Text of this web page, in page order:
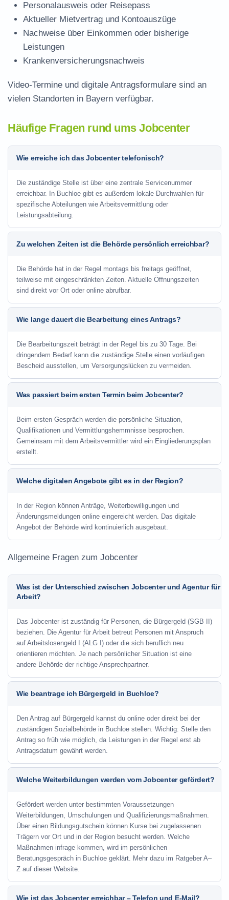
Personalausweis oder Reisepass
Aktueller Mietvertrag und Kontoauszüge
Nachweise über Einkommen oder bisherige
Leistungen
Krankenversicherungsnachweis
Video-Termine und digitale Antragsformulare sind an
vielen Standorten in Bayern verfügbar.
Häufige Fragen rund ums Jobcenter
Wie erreiche ich das Jobcenter telefonisch?
Die zuständige Stelle ist über eine zentrale Servicenummer
erreichbar. In Buchloe gibt es außerdem lokale Durchwahlen für
spezifische Abteilungen wie Arbeitsvermittlung oder
Leistungsabteilung.
Zu welchen Zeiten ist die Behörde persönlich erreichbar?
Die Behörde hat in der Regel montags bis freitags geöffnet,
teilweise mit eingeschränkten Zeiten. Aktuelle Öffnungszeiten
sind direkt vor Ort oder online abrufbar.
Wie lange dauert die Bearbeitung eines Antrags?
Die Bearbeitungszeit beträgt in der Regel bis zu 30 Tage. Bei
dringendem Bedarf kann die zuständige Stelle einen vorläufigen
Bescheid ausstellen, um Versorgungslücken zu vermeiden.
Was passiert beim ersten Termin beim Jobcenter?
Beim ersten Gespräch werden die persönliche Situation,
Qualifikationen und Vermittlungshemmnisse besprochen.
Gemeinsam mit dem Arbeitsvermittler wird ein Eingliederungsplan
erstellt.
Welche digitalen Angebote gibt es in der Region?
In der Region können Anträge, Weiterbewilligungen und
Änderungsmeldungen online eingereicht werden. Das digitale
Angebot der Behörde wird kontinuierlich ausgebaut.
Allgemeine Fragen zum Jobcenter
Was ist der Unterschied zwischen Jobcenter und Agentur für
Arbeit?
Das Jobcenter ist zuständig für Personen, die Bürgergeld (SGB II)
beziehen. Die Agentur für Arbeit betreut Personen mit Anspruch
auf Arbeitslosengeld I (ALG I) oder die sich beruflich neu
orientieren möchten. Je nach persönlicher Situation ist eine
andere Behörde der richtige Ansprechpartner.
Wie beantrage ich Bürgergeld in Buchloe?
Den Antrag auf Bürgergeld kannst du online oder direkt bei der
zuständigen Sozialbehörde in Buchloe stellen. Wichtig: Stelle den
Antrag so früh wie möglich, da Leistungen in der Regel erst ab
Antragsdatum gewährt werden.
Welche Weiterbildungen werden vom Jobcenter gefördert?
Gefördert werden unter bestimmten Voraussetzungen
Weiterbildungen, Umschulungen und Qualifizierungsmaßnahmen.
Über einen Bildungsgutschein können Kurse bei zugelassenen
Trägern vor Ort und in der Region besucht werden. Welche
Maßnahmen infrage kommen, wird im persönlichen
Beratungsgespräch in Buchloe geklärt. Mehr dazu im Ratgeber A–
Z auf dieser Website.
Wie ist das Jobcenter erreichbar – Telefon und E-Mail?